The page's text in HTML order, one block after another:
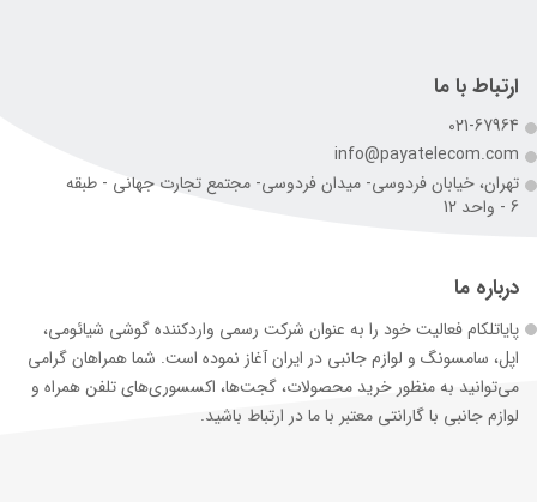
ارتباط با ما
021-67964
info@payatelecom.com
تهران، خیابان فردوسی- میدان فردوسی- مجتمع تجارت جهانی - طبقه
6 - واحد 12
درباره ما
پایاتلکام فعالیت خود را به عنوان شرکت رسمی وارد‌کننده گوشی شیائومی،
اپل، سامسونگ و لوازم جانبی در ایران آغاز نموده است. شما همراهان گرامی
می‌توانید به منظور خرید محصولات، گجت‌ها، اکسسوری‌های تلفن همراه و
لوازم جانبی با گارانتی معتبر با ما در ارتباط باشید.